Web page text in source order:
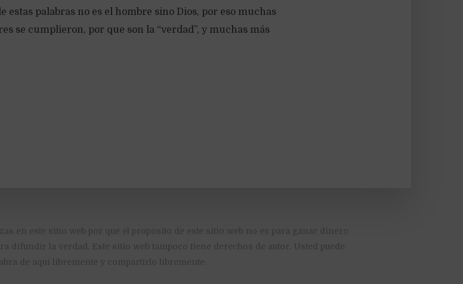
estas palabras no es el hombre sino Dios, por eso muchas
se cumplieron, por que son la “verdad”, y muchas más
difundir la verdad. Este sitio web tampoco tiene derechos de autor. Usted puede
de aquí libremente y compartirlo libremente.